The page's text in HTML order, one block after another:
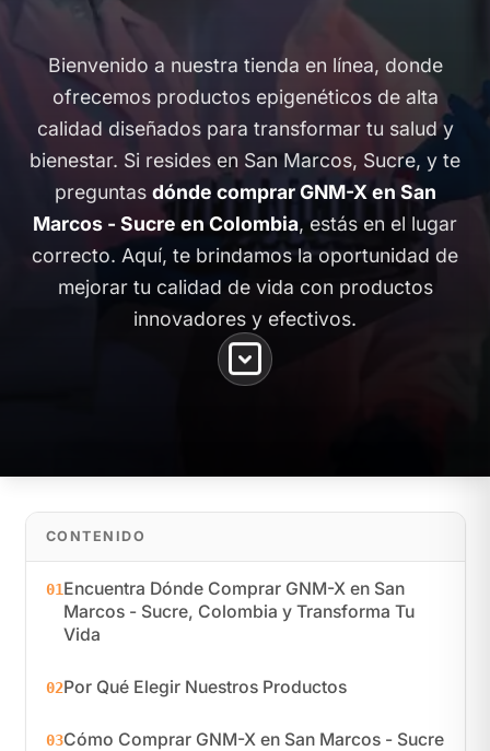
Bienvenido a nuestra tienda en línea, donde
ofrecemos productos epigenéticos de alta
calidad diseñados para transformar tu salud y
bienestar. Si resides en San Marcos, Sucre, y te
preguntas dónde comprar GNM-X en San
Marcos - Sucre en Colombia, estás en el lugar
correcto. Aquí, te brindamos la oportunidad de
mejorar tu calidad de vida con productos
innovadores y efectivos.
CONTENIDO
01Encuentra Dónde Comprar GNM-X en San
Marcos - Sucre, Colombia y Transforma Tu
Vida
02Por Qué Elegir Nuestros Productos
03Cómo Comprar GNM-X en San Marcos - Sucre